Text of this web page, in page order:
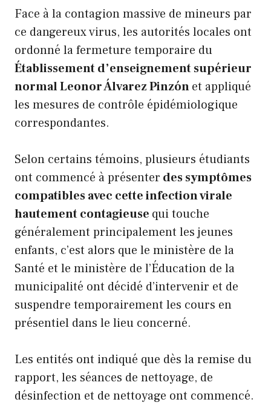
Face à la contagion massive de mineurs par
ce dangereux virus, les autorités locales ont
ordonné la fermeture temporaire du
Établissement d’enseignement supérieur
normal Leonor Álvarez Pinzónet appliqué
les mesures de contrôle épidémiologique
correspondantes.
Selon certains témoins, plusieurs étudiants
ont commencé à présenter des symptômes
compatibles avec cette infection virale
hautement contagieuse qui touche
généralement principalement les jeunes
enfants, c’est alors que le ministère de la
Santé et le ministère de l’Éducation de la
municipalité ont décidé d’intervenir et de
suspendre temporairement les cours en
présentiel dans le lieu concerné.
Les entités ont indiqué que dès la remise du
rapport, les séances de nettoyage, de
désinfection et de nettoyage ont commencé.